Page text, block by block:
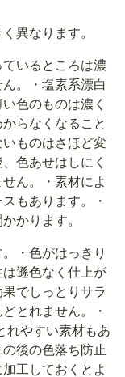
異なります。
ているところは濃
。・塩素系漂白
色のものは濃く
らなくなること
ものはさほど変
色あせはしにく
ん。・素材によ
もあります。・
かります。
・色がはっきり
遜色なく仕上が
でしっとりサラ
とれません。・
れやすい素材もあ
後の色落ち防止
工しておくとよ